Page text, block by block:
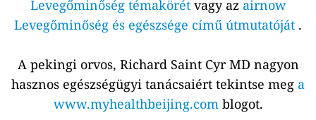
Levegőminőség témakörétvagy az airnow
Levegőminőség és egészsége című útmutatóját .
A pekingi orvos, Richard Saint Cyr MD nagyon
hasznos egészségügyi tanácsaiért tekintse meg a
www.myhealthbeijing.com blogot.